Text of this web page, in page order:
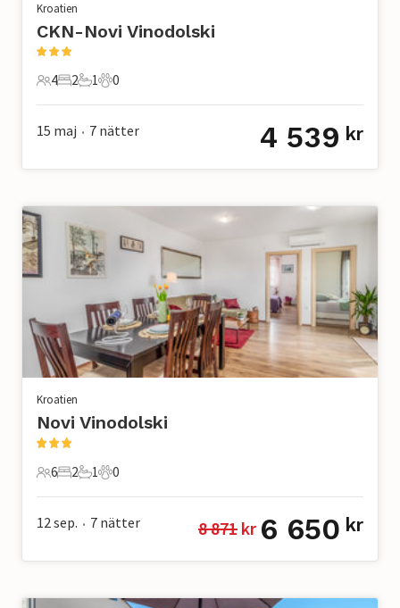
Kroatien
CKN-Novi Vinodolski
4 Gäster
4
2 Sovrum
2
1 Badrum
1
0 Husdjur
0
15 maj • 7 nätter 4 539 kr
Kroatien
Novi Vinodolski
6 Gäster
6
2 Sovrum
2
1 Badrum
1
0 Husdjur
0
12 sep. • 7 nätter 8 871 kr 6 650 kr